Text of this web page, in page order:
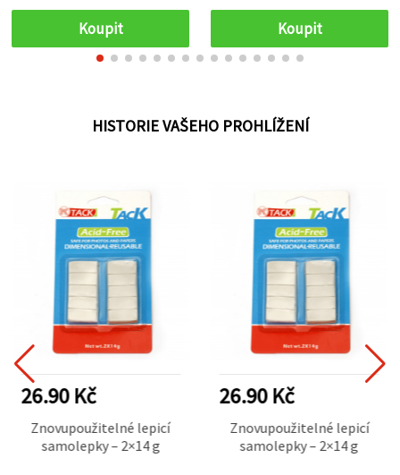
Koupit Koupit
HISTORIE VAŠEHO PROHLÍŽENÍ
26.90 Kč
Znovupoužitelné lepicí
samolepky – 2×14 g
26.90 Kč
Znovupoužitelné lepicí
samolepky – 2×14 g